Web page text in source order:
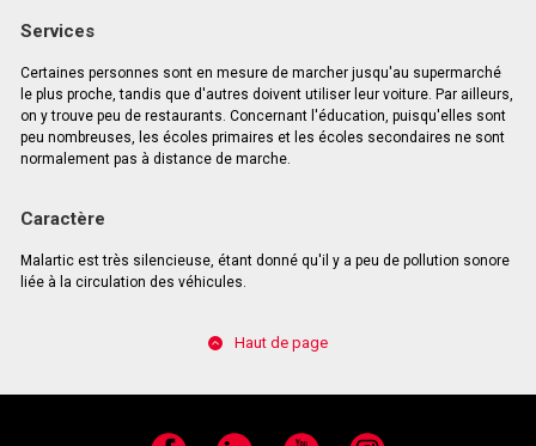
Services
Certaines personnes sont en mesure de marcher jusqu'au supermarché
le plus proche, tandis que d'autres doivent utiliser leur voiture. Par ailleurs,
on y trouve peu de restaurants. Concernant l'éducation, puisqu'elles sont
peu nombreuses, les écoles primaires et les écoles secondaires ne sont
normalement pas à distance de marche.
Caractère
Malartic est très silencieuse, étant donné qu'il y a peu de pollution sonore
liée à la circulation des véhicules.
Haut de page